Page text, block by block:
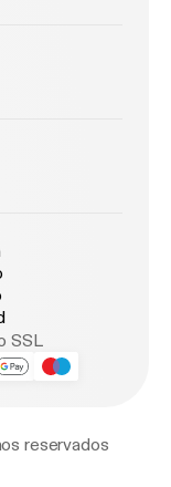
SSL
reservados